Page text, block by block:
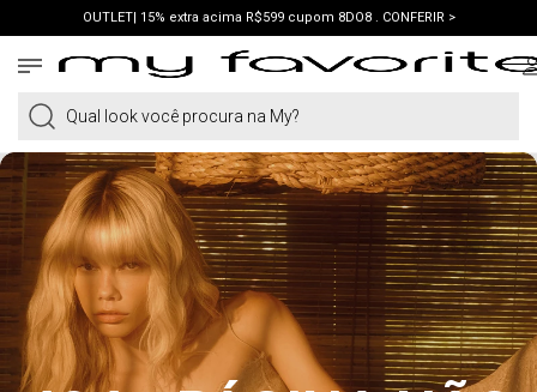
OUTLET| 15% extra acima R$599 cupom 8DO8 . CONFERIR >
PRIMEIRA COMPRA | ganhe 10% cupom WELCOME. VER LOOKS >
Qual look você procura na My?